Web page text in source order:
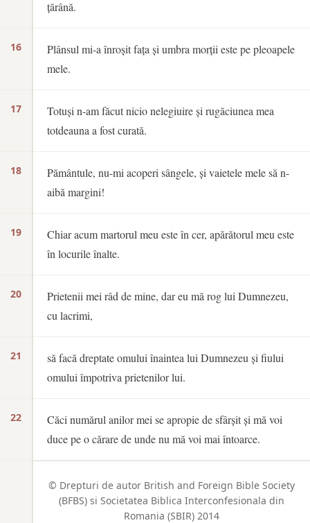
16
17
18
19
20
21
22
țărână.
Plânsul mi-a înroșit fața și umbra morții este pe pleoapele
mele.
Totuși n-am făcut nicio nelegiuire și rugăciunea mea
totdeauna a fost curată.
Pământule, nu-mi acoperi sângele, și vaietele mele să n-
aibă margini!
Chiar acum martorul meu este în cer, apărătorul meu este
în locurile înalte.
Prietenii mei râd de mine, dar eu mă rog lui Dumnezeu,
cu lacrimi,
să facă dreptate omului înaintea lui Dumnezeu și fiului
omului împotriva prietenilor lui.
Căci numărul anilor mei se apropie de sfârșit și mă voi
duce pe o cărare de unde nu mă voi mai întoarce.
© Drepturi de autor British and Foreign Bible Society
(BFBS) si Societatea Biblica Interconfesionala din
Romania (SBIR) 2014